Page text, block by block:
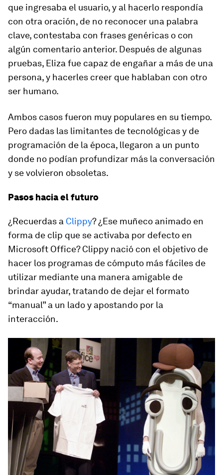
que ingresaba el usuario, y al hacerlo respondía
con otra oración, de no reconocer una palabra
clave, contestaba con frases genéricas o con
algún comentario anterior. Después de algunas
pruebas, Eliza fue capaz de engañar a más de una
persona, y hacerles creer que hablaban con otro
ser humano.
Ambos casos fueron muy populares en su tiempo.
Pero dadas las limitantes de tecnológicas y de
programación de la época, llegaron a un punto
donde no podían profundizar más la conversación
y se volvieron obsoletas.
Pasos hacia el futuro
¿Recuerdas a Clippy? ¿Ese muñeco animado en
forma de clip que se activaba por defecto en
Microsoft Office? Clippy nació con el objetivo de
hacer los programas de cómputo más fáciles de
utilizar mediante una manera amigable de
brindar ayudar, tratando de dejar el formato
“manual” a un lado y apostando por la
interacción.